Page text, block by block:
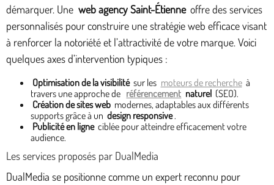
démarquer. Une web agency Saint-Étienne offre des services
personnalisés pour construire une stratégie web efficace visant
à renforcer la notoriété et l’attractivité de votre marque. Voici
quelques axes d’intervention typiques :
Optimisation de la visibilité sur les moteurs de recherche à
travers une approche de référencement naturel (SEO).
Création de sites web modernes, adaptables aux différents
supports grâce à un design responsive.
Publicité en ligne ciblée pour atteindre efficacement votre
audience.
Les services proposés par DualMedia
DualMedia se positionne comme un expert reconnu pour